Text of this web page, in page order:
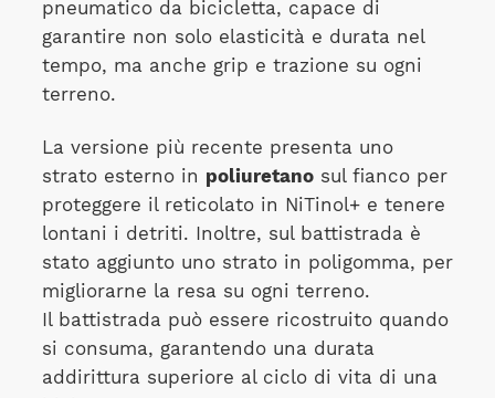
pneumatico da bicicletta, capace di
garantire non solo elasticità e durata nel
tempo, ma anche grip e trazione su ogni
terreno.
La versione più recente presenta uno
strato esterno in poliuretanosul fianco per
proteggere il reticolato in NiTinol+ e tenere
lontani i detriti. Inoltre, sul battistrada è
stato aggiunto uno strato in poligomma, per
migliorarne la resa su ogni terreno.
Il battistrada può essere ricostruito quando
si consuma, garantendo una durata
addirittura superiore al ciclo di vita di una